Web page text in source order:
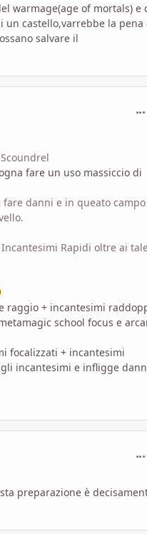
warmage(age of mortals) e
castello,varrebbe la pena
salvare il
fare un uso massiccio di
danni e in queato
Rapidi oltre ai
raggio + incantesimi
school focus e
focalizzati + incantesimi
incantesimi e infligge
preparazione è